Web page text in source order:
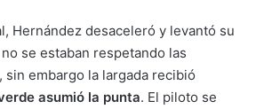
Hernández desaceleró y levantó su
se estaban respetando las
sin embargo la largada recibió
asumió la punta. El piloto se